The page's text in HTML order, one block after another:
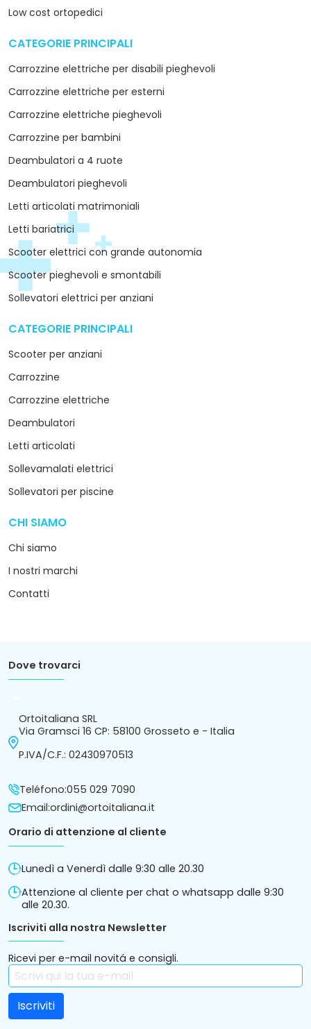
Low cost ortopedici
CATEGORIE PRINCIPALI
Carrozzine elettriche per disabili pieghevoli
Carrozzine elettriche per esterni
Carrozzine elettriche pieghevoli
Carrozzine per bambini
Deambulatori a 4 ruote
Deambulatori pieghevoli
Letti articolati matrimoniali
Letti bariatrici
Scooter elettrici con grande autonomia
Scooter pieghevoli e smontabili
Sollevatori elettrici per anziani
CATEGORIE PRINCIPALI
Scooter per anziani
Carrozzine
Carrozzine elettriche
Deambulatori
Letti articolati
Sollevamalati elettrici
Sollevatori per piscine
CHI SIAMO
Chi siamo
I nostri marchi
Contatti
Dove trovarci
Ortoitaliana SRL
Via Gramsci 16 CP: 58100 Grosseto e - Italia
P.IVA/C.F.: 02430970513
Teléfono:055 029 7090
Email:ordini@ortoitaliana.it
Orario di attenzione al cliente
Lunedì a Venerdì dalle 9:30 alle 20.30
Attenzione al cliente per chat o whatsapp dalle 9:30
alle 20.30.
Iscriviti alla nostra Newsletter
Ricevi per e-mail novitá e consigli.